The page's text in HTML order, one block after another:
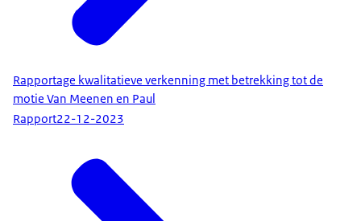
Rapportage kwalitatieve verkenning met betrekking tot de
motie Van Meenen en Paul
Rapport22-12-2023